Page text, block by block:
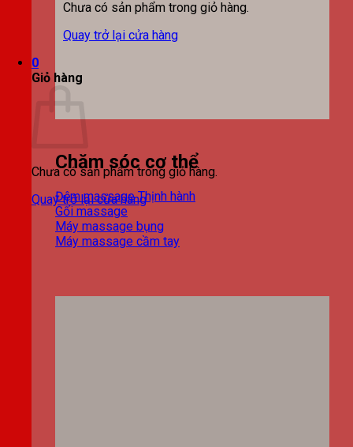
Chưa có sản phẩm trong giỏ hàng.
Quay trở lại cửa hàng
0
Giỏ hàng
Chưa có sản phẩm trong giỏ hàng.
Quay trở lại cửa hàng
Chăm sóc cơ thể
Đệm massage
Gối massage
Máy massage bụng
Máy massage cầm tay